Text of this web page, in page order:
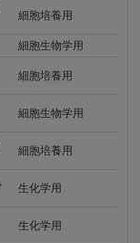
細胞培養用
細胞生物学用
細胞培養用
細胞生物学用
細胞培養用
生化学用
生化学用